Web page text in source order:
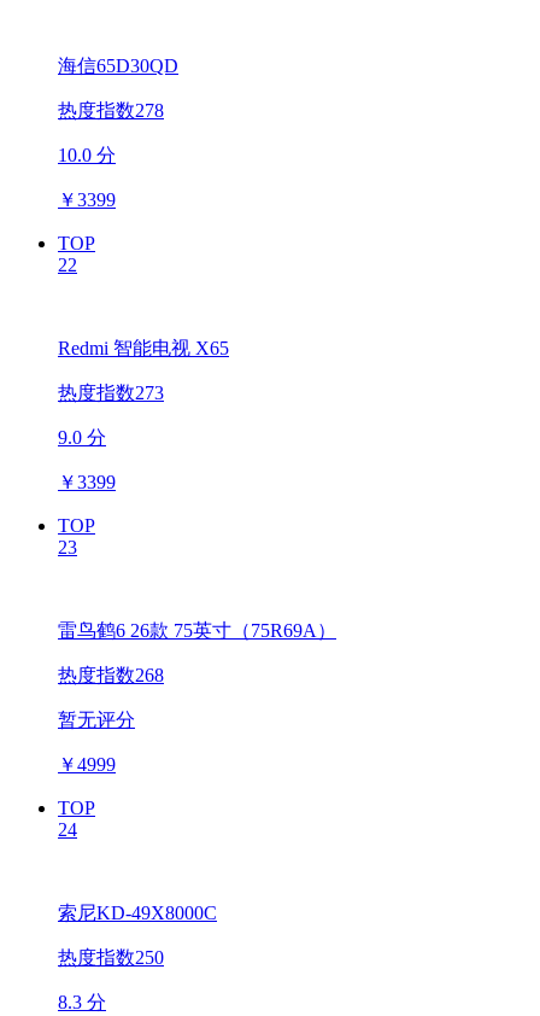
海信65D30QD
热度指数278
10.0 分
￥3399
TOP
22
Redmi 智能电视 X65
热度指数273
9.0 分
￥3399
TOP
23
雷鸟鹤6 26款 75英寸（75R69A）
热度指数268
暂无评分
￥4999
TOP
24
索尼KD-49X8000C
热度指数250
8.3 分